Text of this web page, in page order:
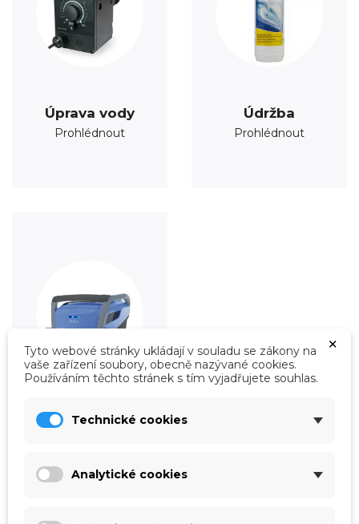
Úprava vody
Prohlédnout
Údržba
Prohlédnout
Roboty
×
Tyto webové stránky ukládají v souladu se zákony na
vaše zařízení soubory, obecně nazývané cookies.
Používáním těchto stránek s tím vyjadřujete souhlas.
Technické cookies
Analytické cookies